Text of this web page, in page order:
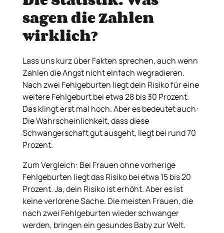
sagen die Zahlen
wirklich?
Lass uns kurz über Fakten sprechen, auch wenn
Zahlen die Angst nicht einfach wegradieren.
Nach zwei Fehlgeburten liegt dein Risiko für eine
weitere Fehlgeburt bei etwa 28 bis 30 Prozent.
Das klingt erst mal hoch. Aber es bedeutet auch:
Die Wahrscheinlichkeit, dass diese
Schwangerschaft gut ausgeht, liegt bei rund 70
Prozent.
Zum Vergleich: Bei Frauen ohne vorherige
Fehlgeburten liegt das Risiko bei etwa 15 bis 20
Prozent. Ja, dein Risiko ist erhöht. Aber es ist
keine verlorene Sache. Die meisten Frauen, die
nach zwei Fehlgeburten wieder schwanger
werden, bringen ein gesundes Baby zur Welt.